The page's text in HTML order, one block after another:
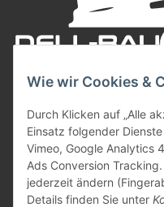
Wie wir Cookies &
Durch Klicken auf „Alle
Einsatz folgender
Vimeo, Google Analytics
Ads Conversion
jederzeit ändern
Details finden Sie unter
Informationen